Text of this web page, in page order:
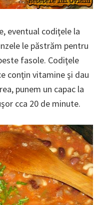
eventual codiţele la
le păstrăm pentru
fasole. Codiţele
conţin vitamine şi dau
punem un capac la
cca 20 de minute.